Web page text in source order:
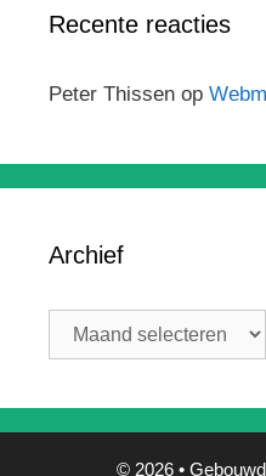
Recente reacties
Peter Thissen op
Archief
Archief
© 2026 •